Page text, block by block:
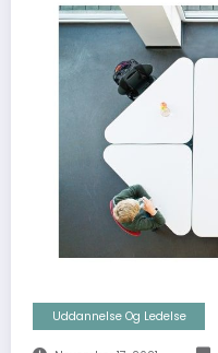
Uddannelse Og Ledelse